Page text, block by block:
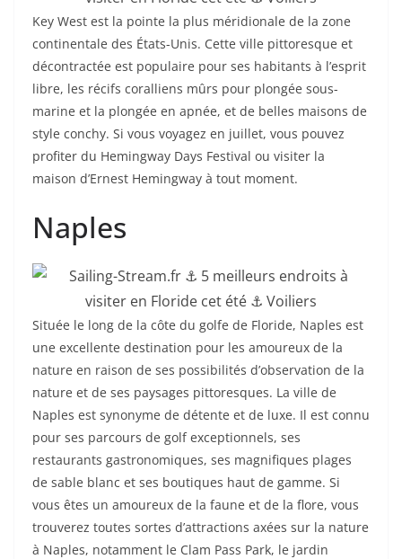
Key West est la pointe la plus méridionale de la zone
continentale des États-Unis. Cette ville pittoresque et
décontractée est populaire pour ses habitants à l’esprit
libre, les récifs coralliens mûrs pour plongée sous-
marine et la plongée en apnée, et de belles maisons de
style conchy. Si vous voyagez en juillet, vous pouvez
profiter du Hemingway Days Festival ou visiter la
maison d’Ernest Hemingway à tout moment.
Naples
Située le long de la côte du golfe de Floride, Naples est
une excellente destination pour les amoureux de la
nature en raison de ses possibilités d’observation de la
nature et de ses paysages pittoresques. La ville de
Naples est synonyme de détente et de luxe. Il est connu
pour ses parcours de golf exceptionnels, ses
restaurants gastronomiques, ses magnifiques plages
de sable blanc et ses boutiques haut de gamme. Si
vous êtes un amoureux de la faune et de la flore, vous
trouverez toutes sortes d’attractions axées sur la nature
à Naples, notamment le Clam Pass Park, le jardin